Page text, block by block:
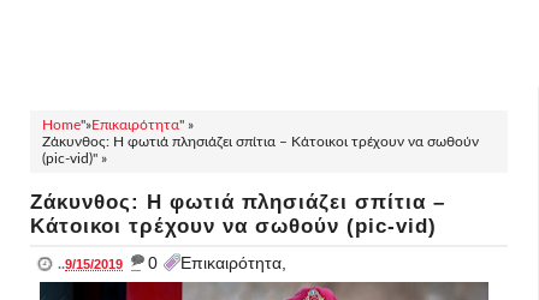
Home"»Επικαιρότητα" »
Ζάκυνθος: Η φωτιά πλησιάζει σπίτια – Κάτοικοι τρέχουν να σωθούν
(pic-vid)" »
Ζάκυνθος: Η φωτιά πλησιάζει σπίτια –
Κάτοικοι τρέχουν να σωθούν (pic-vid)
..9/15/2019 _ 0 Επικαιρότητα,